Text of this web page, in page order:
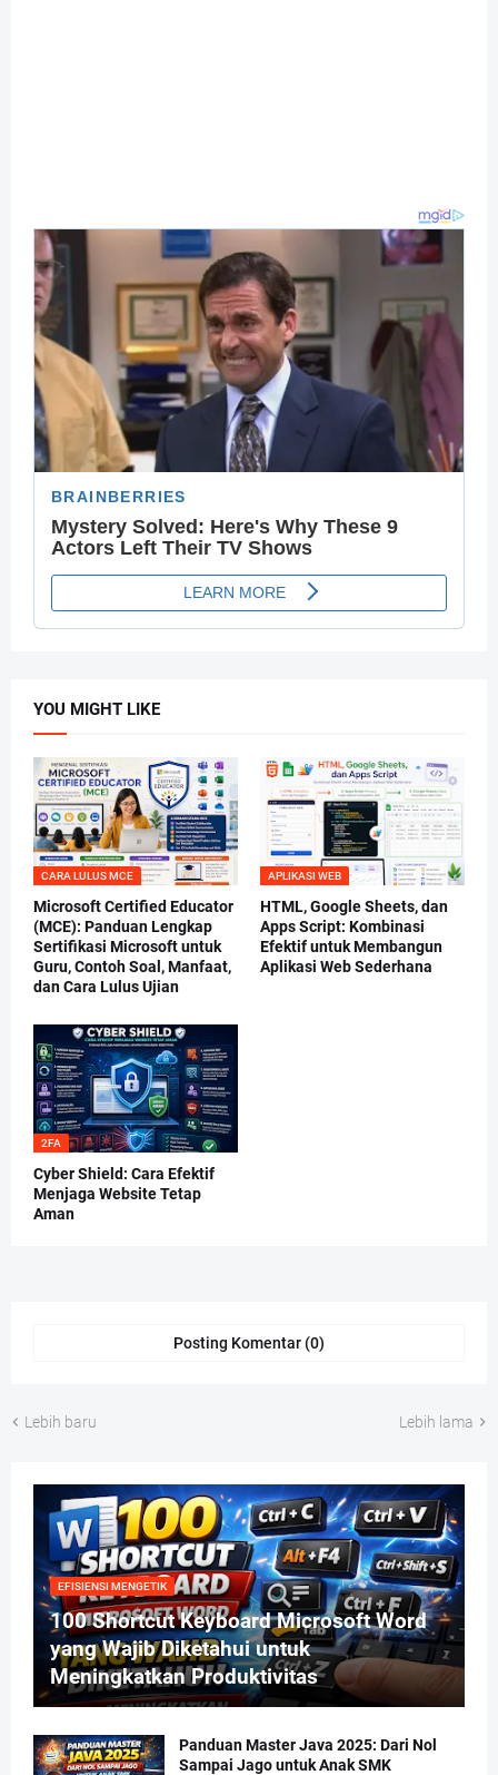
YOU MIGHT LIKE
CARA LULUS MCE
Microsoft Certified Educator
(MCE): Panduan Lengkap
Sertifikasi Microsoft untuk
Guru, Contoh Soal, Manfaat,
dan Cara Lulus Ujian
APLIKASI WEB
HTML, Google Sheets, dan
Apps Script: Kombinasi
Efektif untuk Membangun
Aplikasi Web Sederhana
2FA
Cyber Shield: Cara Efektif
Menjaga Website Tetap
Aman
Posting Komentar (0)
Lebih baru Lebih lama
EFISIENSI MENGETIK
100 Shortcut Keyboard Microsoft Word
yang Wajib Diketahui untuk
Meningkatkan Produktivitas
Panduan Master Java 2025: Dari Nol
Sampai Jago untuk Anak SMK